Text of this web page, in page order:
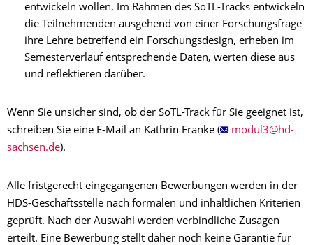
entwickeln wollen. Im Rahmen des SoTL-Tracks entwickeln
die Teilnehmenden ausgehend von einer Forschungsfrage
ihre Lehre betreffend ein Forschungsdesign, erheben im
Semesterverlauf entsprechende Daten, werten diese aus
und reflektieren darüber.
Wenn Sie unsicher sind, ob der SoTL-Track für Sie geeignet ist,
schreiben Sie eine E-Mail an Kathrin Franke (
).
Alle fristgerecht eingegangenen Bewerbungen werden in der
HDS-Geschäftsstelle nach formalen und inhaltlichen Kriterien
geprüft. Nach der Auswahl werden verbindliche Zusagen
erteilt. Eine Bewerbung stellt daher noch keine Garantie für